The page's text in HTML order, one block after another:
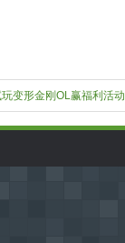
变形金刚OL赢福利活动